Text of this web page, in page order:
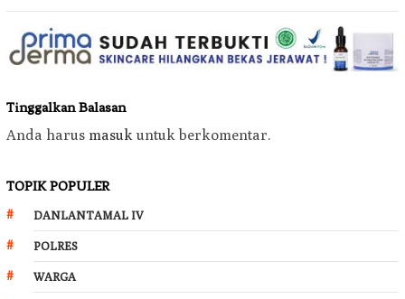
Tinggalkan Balasan
Anda harus masuk untuk berkomentar.
TOPIK POPULER
DANLANTAMAL IV
POLRES
WARGA